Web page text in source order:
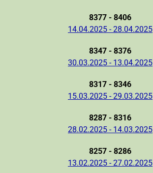
8377 - 8406
14.04.2025 - 28.04.2025
8347 - 8376
30.03.2025 - 13.04.2025
8317 - 8346
15.03.2025 - 29.03.2025
8287 - 8316
28.02.2025 - 14.03.2025
8257 - 8286
13.02.2025 - 27.02.2025